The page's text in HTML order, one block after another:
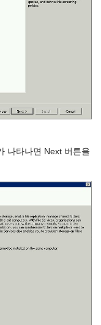
나타나면 Next 버튼을